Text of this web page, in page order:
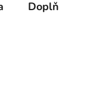
Doplňky